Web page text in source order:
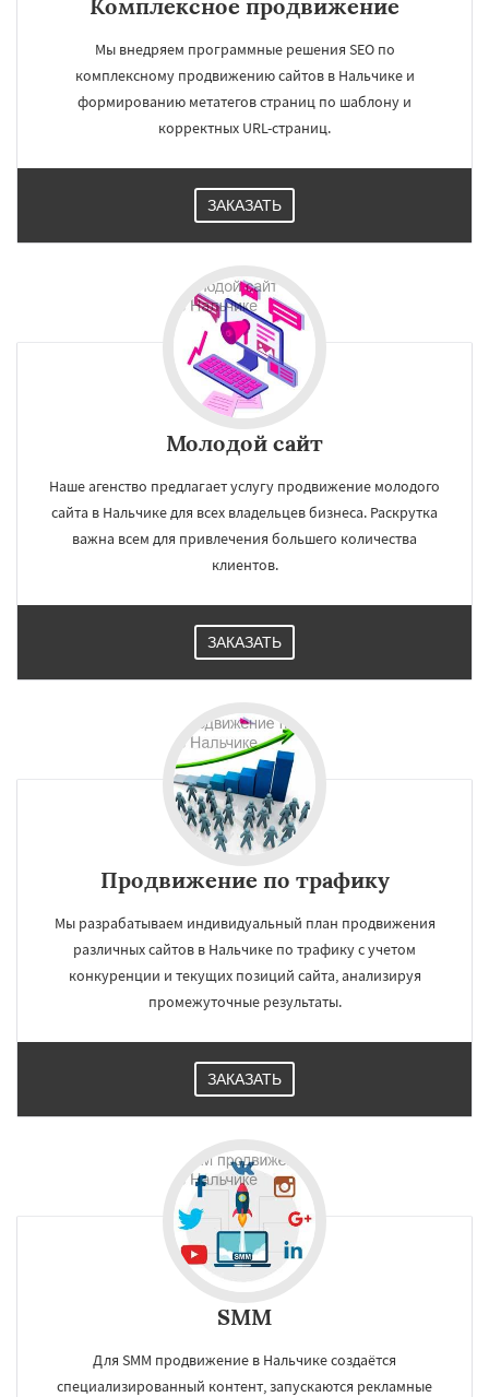
Комплексное продвижение
Мы внедряем программные решения SEO по
комплексному продвижению сайтов в Нальчике и
формированию метатегов страниц по шаблону и
корректных URL-страниц.
ЗАКАЗАТЬ
Молодой сайт
Наше агенство предлагает услугу продвижение молодого
сайта в Нальчике для всех владельцев бизнеса. Раскрутка
важна всем для привлечения большего количества
клиентов.
ЗАКАЗАТЬ
Продвижение по трафику
Мы разрабатываем индивидуальный план продвижения
различных сайтов в Нальчике по трафику с учетом
конкуренции и текущих позиций сайта, анализируя
промежуточные результаты.
ЗАКАЗАТЬ
SMM
Для SMM продвижение в Нальчике создаётся
специализированный контент, запускаются рекламные